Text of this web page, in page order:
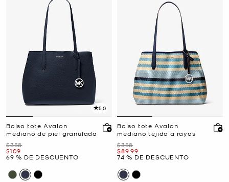
5.0
Bolso tote Avalon
mediano de piel granulada
Era
$358
Ahora
$109
69 % DE DESCUENTO
Bolso tote Avalon
mediano tejido a rayas
Era
$358
Ahora
$89.99
74 % DE DESCUENTO